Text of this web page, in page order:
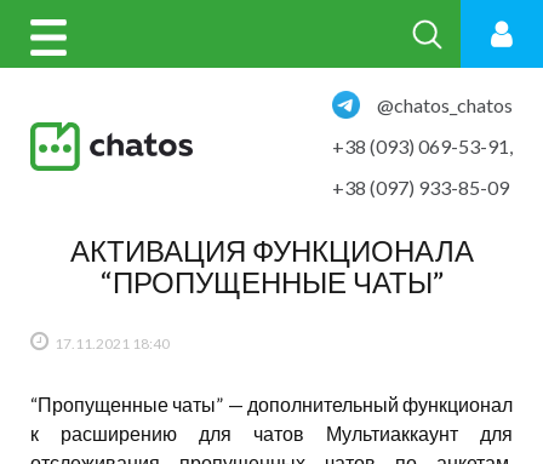
@chatos_chatos
+38 (093) 069-53-91,
+38 (097) 933-85-09
АКТИВАЦИЯ ФУНКЦИОНАЛА
“ПРОПУЩЕННЫЕ ЧАТЫ”
17.11.2021 18:40
“Пропущенные чаты” — дополнительный функционал
к расширению для чатов Мультиаккаунт для